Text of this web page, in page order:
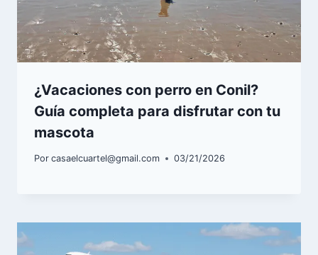
¿Vacaciones con perro en Conil?
Guía completa para disfrutar con tu
mascota
Por casaelcuartel@gmail.com 03/21/2026